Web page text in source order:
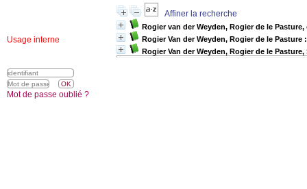
Affiner la recherche
Rogier van der Weyden, Rogier de le
Rogier Van der Weyden, Rogier de le
Rogier Van der Weyden, Rogier de le
Usage interne
Mot de passe oublié ?